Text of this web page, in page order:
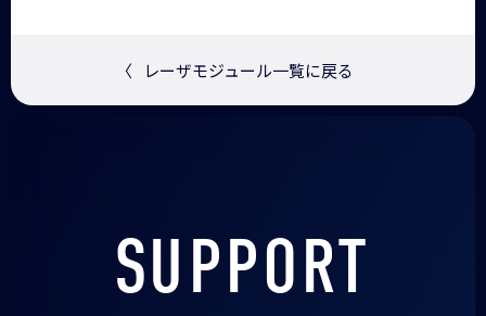
〈 レーザモジュール一覧に戻る
SUPPORT